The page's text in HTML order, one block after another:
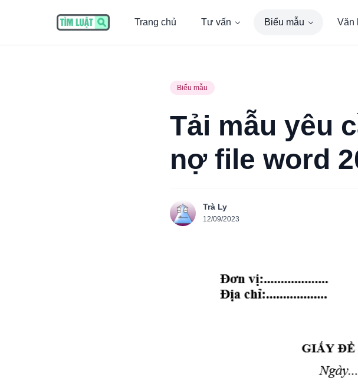
Trang chủ Tư vấn Biểu mẫu Văn
Biểu mẫu
Tải mẫu yêu
nợ file word
Trà Ly
12/09/2023